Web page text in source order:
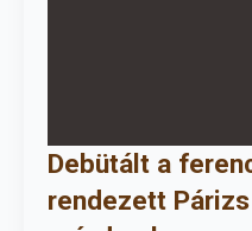
Debütált a
rendezett